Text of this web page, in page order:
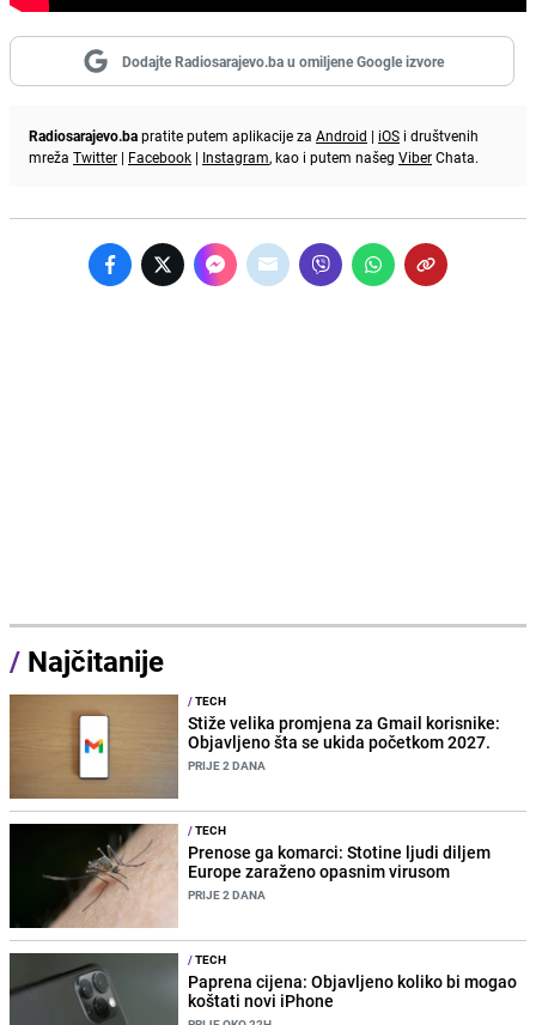
Dodajte Radiosarajevo.ba u omiljene Google izvore
Radiosarajevo.bapratite putem aplikacije za Android | iOS i društvenih
mreža Twitter | Facebook | Instagram, kao i putem našeg ViberChata.
/ Najčitanije
/TECH
Stiže velika promjena za Gmail korisnike:
Objavljeno šta se ukida početkom 2027.
PRIJE 2 DANA
/TECH
Prenose ga komarci: Stotine ljudi diljem
Europe zaraženo opasnim virusom
PRIJE 2 DANA
/TECH
Paprena cijena: Objavljeno koliko bi mogao
koštati novi iPhone